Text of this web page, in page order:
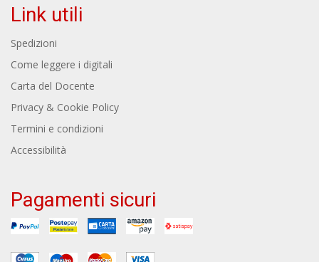
Link utili
Spedizioni
Come leggere i digitali
Carta del Docente
Privacy & Cookie Policy
Termini e condizioni
Accessibilità
Pagamenti sicuri